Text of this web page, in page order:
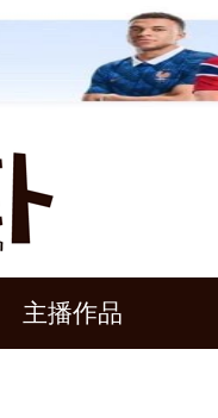
主播作品